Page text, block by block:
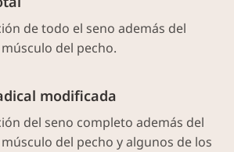
de todo el seno además del
del pecho.
modificada
del seno completo además del
del pecho y algunos de los